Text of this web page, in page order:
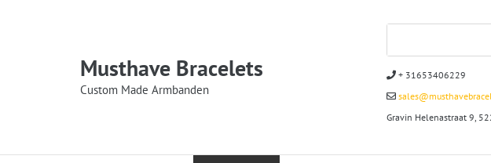
Musthave Bracelets
Custom Made Armbanden
+ 31653406229
Gravin Helenastraat 9,